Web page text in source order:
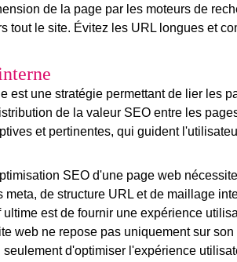
de la page par les moteurs de
tout le site. Évitez les URL longues et
est une stratégie permettant de lier les
de la valeur SEO entre les
et pertinentes, qui guident
SEO d'une page web
meta, de structure URL et de maillage
est de fournir une expérience
web ne repose pas uniquement sur
d'optimiser l'expérience